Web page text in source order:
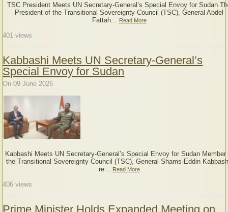
TSC President Meets UN Secretary-General’s Special Envoy for Sudan
President of the Transitional Sovereignty Council (TSC), General Abdel
Fattah...
Read More
401 views
Kabbashi Meets UN Secretary-General’s
Special Envoy for Sudan
On 09 June 2026
Kabbashi Meets UN Secretary-General’s Special Envoy for Sudan Member
the Transitional Sovereignty Council (TSC), General Shams-Eddin
re... Read More
406 views
Prime Minister Holds Expanded Meeting on